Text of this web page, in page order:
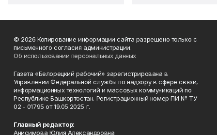
© 2026 Копирование информации сайта разрешено только с
письменного согласия администрации.
Об использовании персональных данных
Газета «Белорецкий рабочий» зарегистрирована в
Управлении Федеральной службы по надзору в сфере связи,
информационных технологий и массовых коммуникаций по
Республике Башкортостан. Регистрационный номер ПИ № ТУ
02 - 01795 от 19.05.2025 г.
Главный редактор:
Анисимова Юлия Александровна